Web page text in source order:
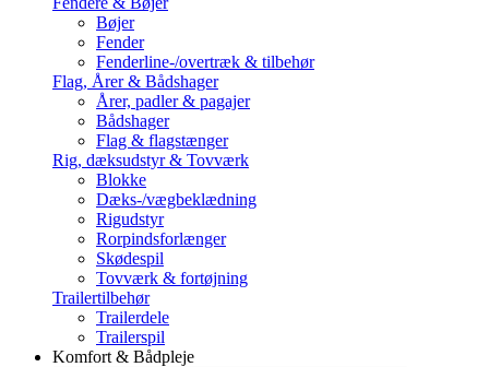
Bøjer
Fender
Fenderline-/overtræk & tilbehør
Flag, Årer & Bådshager
Årer, padler & pagajer
Bådshager
Flag & flagstænger
Rig, dæksudstyr & Tovværk
Blokke
Dæks-/vægbeklædning
Rigudstyr
Rorpindsforlænger
Skødespil
Tovværk & fortøjning
Trailertilbehør
Trailerdele
Trailerspil
Komfort & Bådpleje